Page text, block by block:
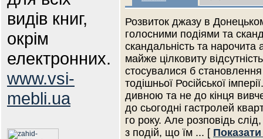
видів книг,
окрім
електронних.
www.vsi-
mebli.ua
Розвиток джазу в
голосними подіями та
скандальність та нарочита
майже цілковиту
стосувалися б
тодішньої Російської
дивною та не до кінця
до сьогодні гастролей
го року. Але розповідь
з подій, що їм ... [